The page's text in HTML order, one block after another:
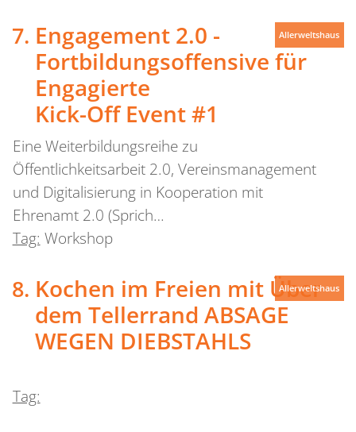
Engagement 2.0 -
Fortbildungsoffensive für
Engagierte
Kick-Off Event #1
Eine Weiterbildungsreihe zu
Öffentlichkeitsarbeit 2.0, Vereinsmanagement
und Digitalisierung in Kooperation mit
Ehrenamt 2.0 (Sprich…
Tag: Workshop
Allerweltshaus
Kochen im Freien mit Über
dem Tellerrand ABSAGE
WEGEN DIEBSTAHLS
Tag:
Allerweltshaus